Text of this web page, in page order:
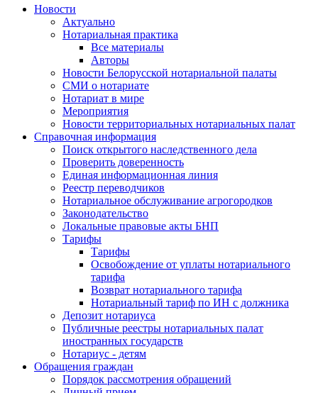
Новости
Актуально
Нотариальная практика
Все материалы
Авторы
Новости Белорусской нотариальной палаты
СМИ о нотариате
Нотариат в мире
Мероприятия
Новости территориальных нотариальных палат
Справочная информация
Поиск открытого наследственного дела
Проверить доверенность
Единая информационная линия
Реестр переводчиков
Нотариальное обслуживание агрогородков
Законодательство
Локальные правовые акты БНП
Тарифы
Тарифы
Освобождение от уплаты нотариального
тарифа
Возврат нотариального тарифа
Нотариальный тариф по ИН с должника
Депозит нотариуса
Публичные реестры нотариальных палат
иностранных государств
Нотариус - детям
Обращения граждан
Порядок рассмотрения обращений